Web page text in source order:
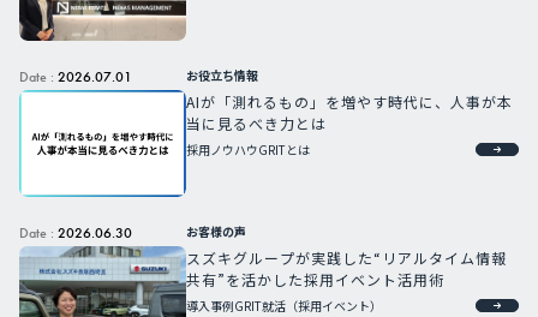
Date : 2026.07.01 お役立ち情報
AIが「測れるもの」を増やす時代に、人事が本
当に見るべき力とは
採用ノウハウGRITとは
Date : 2026.06.30 お客様の声
スズキグループが実践した“リアルタイム情報
共有”を活かした採用イベント活用術
導入事例GRIT就活（採用イベント）